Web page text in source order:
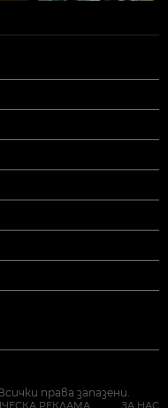
права запазени.
РЕКЛАМА ЗА НАС